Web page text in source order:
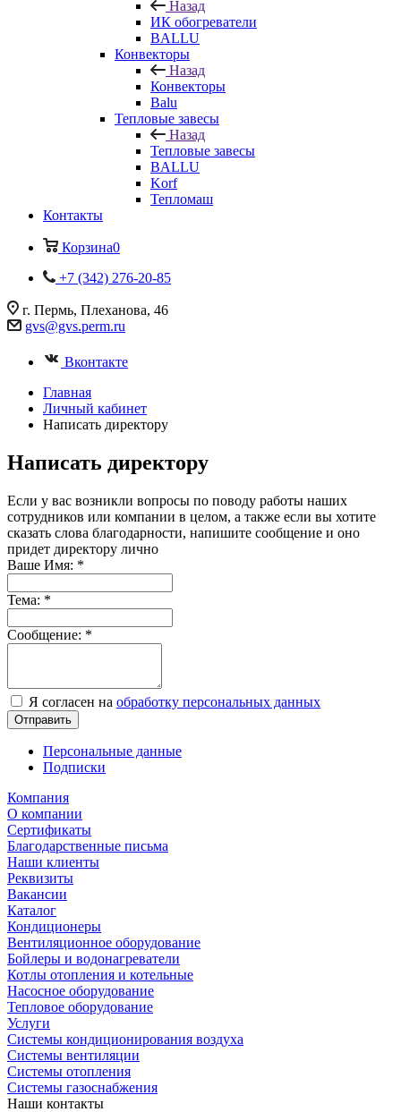
Назад
ИК обогреватели
BALLU
Конвекторы
Назад
Конвекторы
Balu
Тепловые завесы
Назад
Тепловые завесы
BALLU
Korf
Тепломаш
Контакты
Корзина0
+7 (342) 276-20-85
г. Пермь, Плеханова, 46
gvs@gvs.perm.ru
Вконтакте
Главная
Личный кабинет
Написать директору
Написать директору
Если у вас возникли вопросы по поводу работы наших
сотрудников или компании в целом, а также если вы хотите
сказать слова благодарности, напишите сообщение и оно
придет директору лично
Ваше Имя: *
Тема: *
Сообщение: *
Я согласен на обработку персональных данных
Отправить
Персональные данные
Подписки
Компания
О компании
Сертификаты
Благодарственные письма
Наши клиенты
Реквизиты
Вакансии
Каталог
Кондиционеры
Вентиляционное оборудование
Бойлеры и водонагреватели
Котлы отопления и котельные
Насосное оборудование
Тепловое оборудование
Услуги
Системы кондиционирования воздуха
Системы вентиляции
Системы отопления
Системы газоснабжения
Наши контакты